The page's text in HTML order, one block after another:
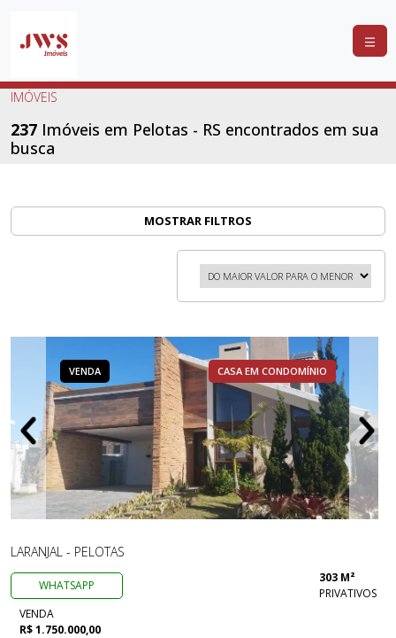
COMPRAR
LANÇAMENTOS
IMÓVEIS
237 Imóveis em Pelotas - RS encontrados em sua
busca
MOSTRAR FILTROS
VENDA CASA EM CONDOMÍNIO
LARANJAL - PELOTAS
WHATSAPP
303 M²
PRIVATIVOS
VENDA
R$ 1.750.000,00